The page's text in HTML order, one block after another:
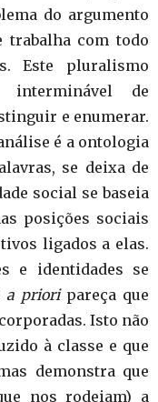
do argumento
trabalha com todo
Este pluralismo
de
e enumerar.
é a ontologia
se deixa de
social se baseia
posições sociais
ligados a elas.
e identidades se
a prioripareça que
Isto não
à classe e que
demonstra que
nos rodeiam) a